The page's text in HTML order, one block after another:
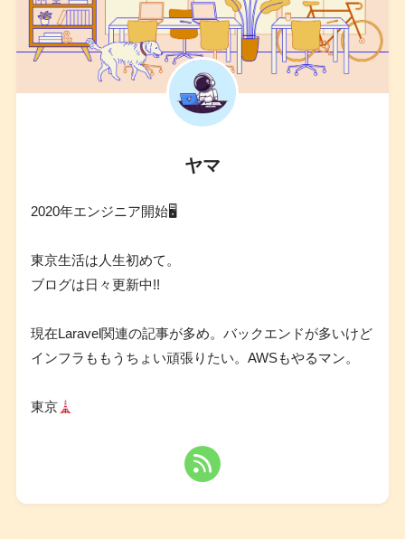
ヤマ
2020年エンジニア開始🖥
東京生活は人生初めて。
ブログは日々更新中!!
現在Laravel関連の記事が多め。バックエンドが多いけど
インフラももうちょい頑張りたい。AWSもやるマン。
東京